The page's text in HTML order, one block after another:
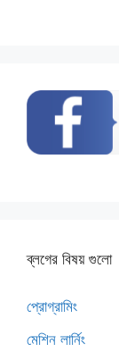
ব্লগের বিষয় গুলো
প্রোগ্রামিং
মেশিন লার্নিং